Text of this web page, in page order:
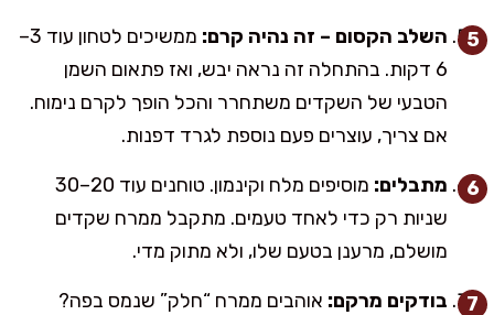
השלב הקסום – זה נהיה קרם:
ממשיכים לטחון עוד 3–
6 דקות. בהתחלה זה נראה יבש, ואז פתאום השמן
הטבעי של השקדים משתחרר והכל הופך לקרם נימוח.
אם צריך, עוצרים פעם נוספת לגרד דפנות.
מתבלים:
מוסיפים מלח וקינמון. טוחנים עוד 20–30
שניות רק כדי לאחד טעמים. מתקבל ממרח שקדים
מושלם, מרענן בטעם שלו, ולא מתוק מדי.
בודקים מרקם: אוהבים ממרח “חלק” שנמס בפה?